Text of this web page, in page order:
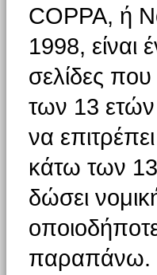
COPPA, ή
1998, είναι
σελίδες
των 13 ετών
να
κάτω των
δώσει
παραπάνω.